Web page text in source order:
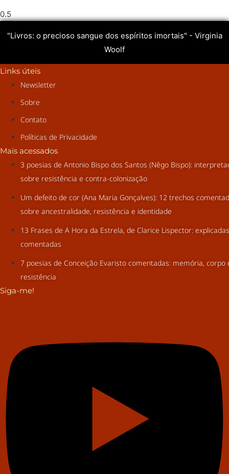
"Livros: o precioso sangue dos espíritos imortais" - Virginia
Woolf
Links úteis
Newsletter
Sobre
Contato
Políticas de Privacidade
Mais acessados
3 poesias de Antonio Bispo dos Santos (Nêgo Bispo):
sobre resistência e contra-colonização
Um defeito de cor (Ana Maria Gonçalves): 12 trechos
sobre ancestralidade, resistência e identidade
13 Frases de A Hora da Estrela, de Clarice Lispector:
comentadas
7 poesias de Conceição Evaristo comentadas: memória, corpo
resistência
Siga-me!